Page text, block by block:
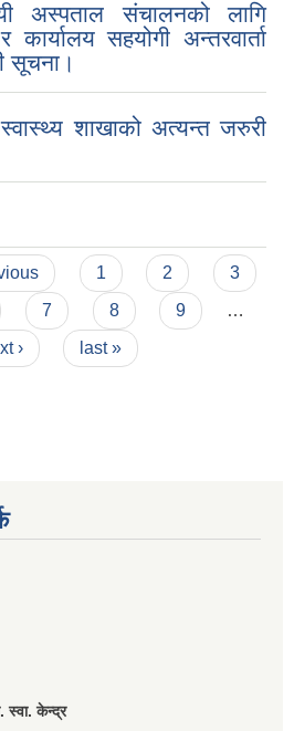
अस्पताल संचालनको लागि
सहयोगी अन्तरवार्ता
सूचना।
शाखाको अत्यन्त जरुरी
1 2
3
7 8 9
…
›
last »
केन्द्र